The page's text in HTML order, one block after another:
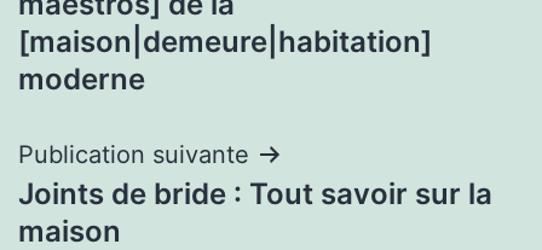
[maison|demeure|habitation]
moderne
Publication suivante
Joints de bride : Tout savoir sur la
maison